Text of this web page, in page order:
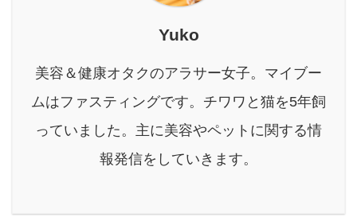
た。 しかも文章書くのが
苦手なくせに、昔からブ
で、いつしか『文章で飯
食えたらいいな』と思う
Yuko
美容＆健康オタクのアラサー女子。マイブー
ムはファスティングです。チワワと猫を5年飼
っていました。主に美容やペットに関する情
報発信をしていきます。